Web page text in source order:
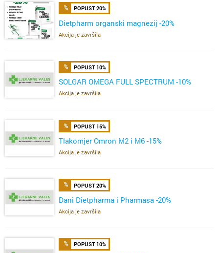
POPUST 20%
Dietpharm organski magnezij -20%
Akcija je završila
POPUST 10%
SOLGAR OMEGA FULL SPECTRUM -10%
Akcija je završila
POPUST 15%
Tlakomjer Omron M2 i M6 -15%
Akcija je završila
POPUST 20%
Dani Dietpharma i Pharmasa -20%
Akcija je završila
POPUST 10%